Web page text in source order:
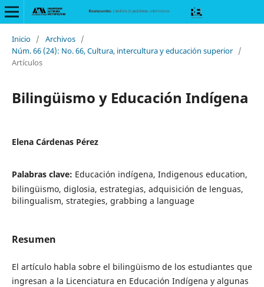
Inicio / Archivos /
Núm. 66 (24): No. 66, Cultura, intercultura y educación superior /
Artículos
Bilingüismo y Educación Indígena
Elena Cárdenas Pérez
Palabras clave: Educación indígena, Indigenous education,
bilingüismo, diglosia, estrategias, adquisición de lenguas,
bilingualism, strategies, grabbing a language
Resumen
El artículo habla sobre el bilingüismo de los estudiantes que
ingresan a la Licenciatura en Educación Indígena y algunas